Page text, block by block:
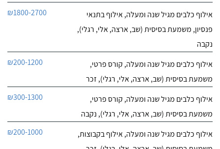
אילוף כלבים מגיל שנה ומעלה, אילוף בתנאי
פנסיון, משמעת בסיסית (שב, ארצה, אלי, רגלי),
נקבה
₪1800-2700
אילוף כלבים מגיל שנה ומעלה, קורס פרטי,
משמעת בסיסית (שב, ארצה, אלי, רגלי), זכר
₪200-1200
אילוף כלבים מגיל שנה ומעלה, קורס פרטי,
משמעת בסיסית (שב, ארצה, אלי, רגלי), נקבה
₪300-1300
אילוף כלבים מגיל שנה ומעלה, אילוף בקבוצות,
₪200-1000